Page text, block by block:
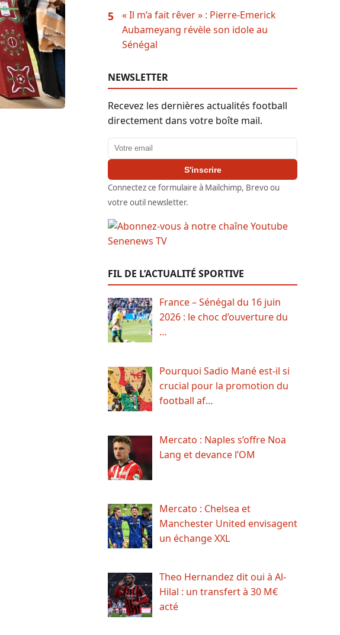
5
« Il m’a fait rêver » : Pierre-Emerick
Aubameyang révèle son idole au
Sénégal
NEWSLETTER
Recevez les dernières actualités football
directement dans votre boîte mail.
Adresse email
S'inscrire
Connectez ce formulaire à Mailchimp, Brevo ou
votre outil newsletter.
FIL DE L’ACTUALITÉ SPORTIVE
France – Sénégal du 16 juin
2026 : le choc d’ouverture du
…
Pourquoi Sadio Mané est-il si
crucial pour la promotion du
football af…
Mercato : Naples s’offre Noa
Lang et devance l’OM
Mercato : Chelsea et
Manchester United envisagent
un échange XXL
Theo Hernandez dit oui à Al-
Hilal : un transfert à 30 M€
acté